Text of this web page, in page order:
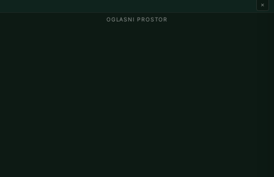
OGLASNI PROSTOR
×
Namaz vremena u Njemačkoj